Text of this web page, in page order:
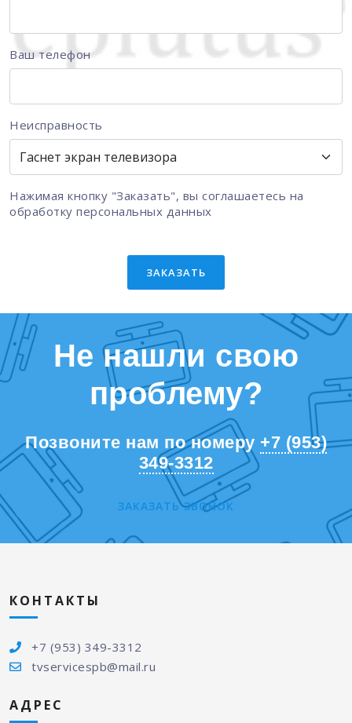
Ваш телефон
Неисправность
Нажимая кнопку "Заказать", вы соглашаетесь на
обработку персональных данных
ЗАКАЗАТЬ
Не нашли свою
проблему?
Позвоните нам по номеру +7 (953)
349-3312
ЗАКАЗАТЬ ЗВОНОК
КОНТАКТЫ
+7 (953) 349-3312
tvservicespb@mail.ru
АДРЕС